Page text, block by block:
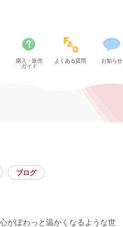
購入・販売
ガイド
よくある質問 お知らせ
ブログ
がぽわっと温かくなるような世